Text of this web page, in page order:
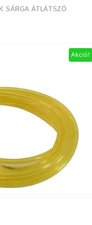
SÁRGA ÁTLÁTSZÓ
Akció!